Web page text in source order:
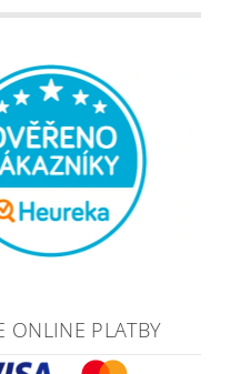
ONLINE PLATBY